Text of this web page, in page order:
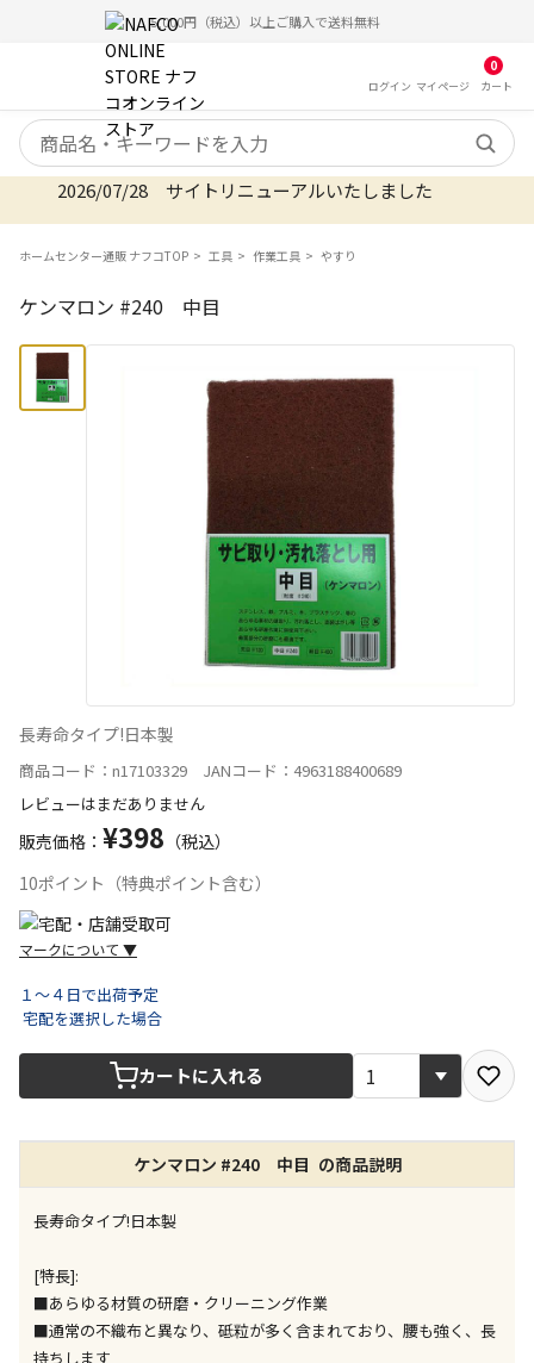
5,000円（税込）以上ご購入で送料無料
ログイン マイ ページ
0
カート
検索キーワード
2026/07/28 サイトリニューアルいたしました
ホームセンター通販 ナフコTOP 工具 作業工具 やすり
ケンマロン #240 中目
長寿命タイプ!日本製
商品コード：n17103329 JANコード：4963188400689
レビューはまだありません
販売価格： ¥398 （税込）
10ポイント（特典ポイント含む）
マークについて ▼
できません）
※同時購入の商品は、全て同じ店舗での受取となりま
す
す
１～４日で出荷予定
宅配を選択した場合
カートに入れる
ケンマロン #240 中目 の商品説明
長寿命タイプ!日本製
[特長]:
■あらゆる材質の研磨・クリーニング作業
■通常の不織布と異なり、砥粒が多く含まれており、腰も強く、長
持ちします